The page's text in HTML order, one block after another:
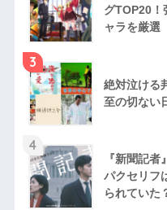
グTOP20！
ャラを厳選
3
絶対泣ける
至の切ない
4
『新聞記
パクセリフ
られていた